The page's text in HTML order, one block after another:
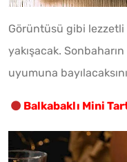
Görüntüsü gibi lezzetli
yakışacak.
uyumuna
Balkabaklı Mini